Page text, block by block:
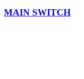
MAIN SWITCH